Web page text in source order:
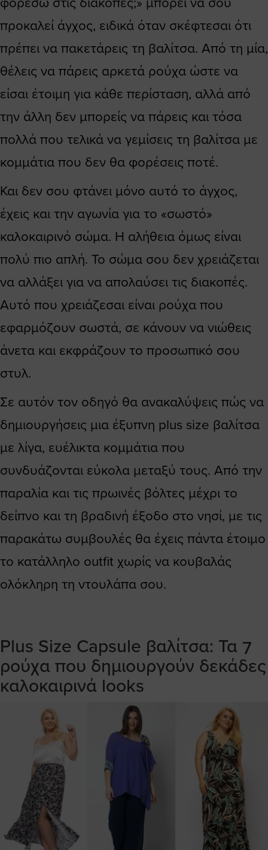
προκαλεί άγχος, ειδικά όταν σκέφτεσαι ότι
πρέπει να πακετάρεις τη βαλίτσα. Από τη μία,
θέλεις να πάρεις αρκετά ρούχα ώστε να
είσαι έτοιμη για κάθε περίσταση, αλλά από
την άλλη δεν μπορείς να πάρεις και τόσα
πολλά που τελικά να γεμίσεις τη βαλίτσα με
κομμάτια που δεν θα φορέσεις ποτέ.
Και δεν σου φτάνει μόνο αυτό το άγχος,
έχεις και την αγωνία για το «σωστό»
καλοκαιρινό σώμα. Η αλήθεια όμως είναι
πολύ πιο απλή. Το σώμα σου δεν χρειάζεται
να αλλάξει για να απολαύσει τις διακοπές.
Αυτό που χρειάζεσαι είναι ρούχα που
εφαρμόζουν σωστά, σε κάνουν να νιώθεις
άνετα και εκφράζουν το προσωπικό σου
στυλ.
Σε αυτόν τον οδηγό θα ανακαλύψεις πώς να
δημιουργήσεις μια έξυπνη plus size βαλίτσα
με λίγα, ευέλικτα κομμάτια που
συνδυάζονται εύκολα μεταξύ τους. Από την
παραλία και τις πρωινές βόλτες μέχρι το
δείπνο και τη βραδινή έξοδο στο νησί, με τις
παρακάτω συμβουλές θα έχεις πάντα έτοιμο
το κατάλληλο outfit χωρίς να κουβαλάς
ολόκληρη τη ντουλάπα σου.
Plus Size Capsule βαλίτσα: Τα 7
ρούχα που δημιουργούν δεκάδες
καλοκαιρινά looks